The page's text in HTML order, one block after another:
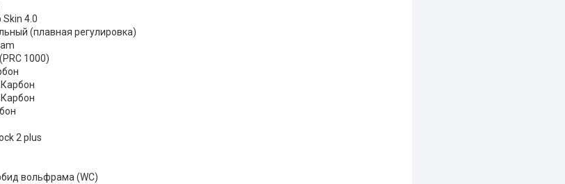
4.0
(плавная регулировка)
1000)
2 plus
вольфрама (WC)